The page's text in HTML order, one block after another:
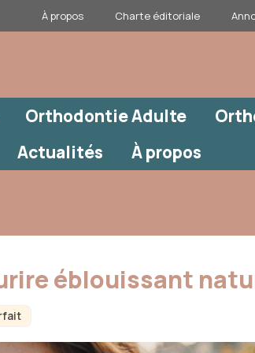
À propos Charte éditoriale
Orthodontie Adulte
Actualités À propos
éblouissant